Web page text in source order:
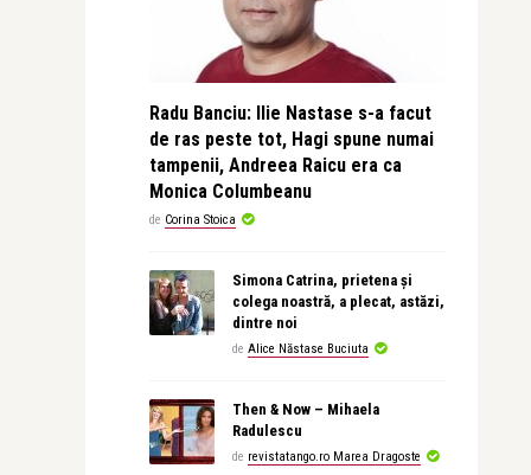
Radu Banciu: Ilie Nastase s-a facut
de ras peste tot, Hagi spune numai
tampenii, Andreea Raicu era ca
Monica Columbeanu
de Corina Stoica
Simona Catrina, prietena și
colega noastră, a plecat, astăzi,
dintre noi
de Alice Năstase Buciuta
Then & Now – Mihaela
Radulescu
de revistatango.ro Marea Dragoste